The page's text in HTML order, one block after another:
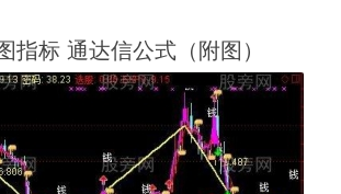
指标 通达信公式（附图）